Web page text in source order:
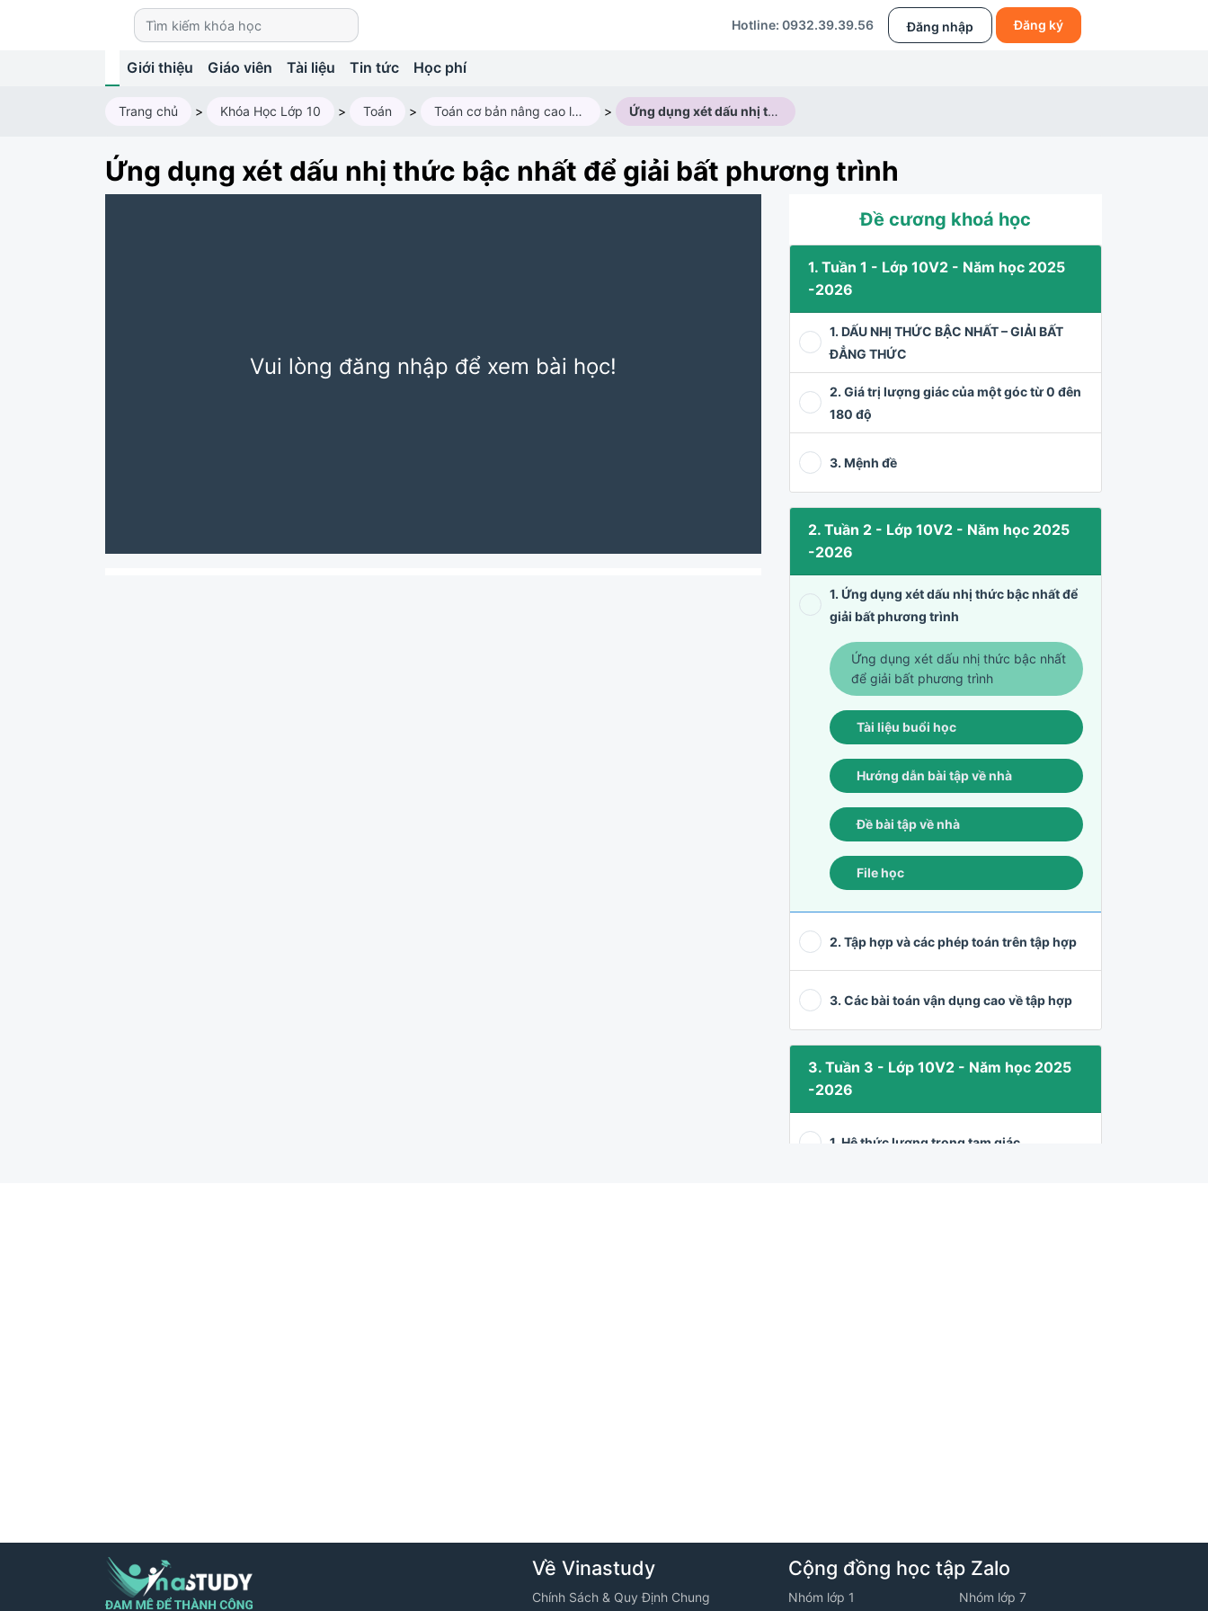
Hotline: 0932.39.39.56 Đăng nhập Đăng ký
Giới thiệu Giáo viên Tài liệu Tin tức Học phí
Trang chủ > Khóa Học Lớp 10 > Toán > Toán cơ bản nâng cao lớp 10V2 (2025 - 2026) > Ứng dụng xét dấu nhị thức bậc nhất để giải bất phương trình
Ứng dụng xét dấu nhị thức bậc nhất để giải bất phương trình
Vui lòng đăng nhập để xem bài học!
Đề cương khoá học
1. Tuần 1 - Lớp 10V2 - Năm học 2025
-2026
1. DẤU NHỊ THỨC BẬC NHẤT – GIẢI BẤT
ĐẲNG THỨC
2. Giá trị lượng giác của một góc từ 0 đên
180 độ
3. Mệnh đề
2. Tuần 2 - Lớp 10V2 - Năm học 2025
-2026
1. Ứng dụng xét dấu nhị thức bậc nhất để
giải bất phương trình
Ứng dụng xét dấu nhị thức bậc nhất
để giải bất phương trình
Tài liệu buổi học
Hướng dẫn bài tập về nhà
Đề bài tập về nhà
File học
2. Tập hợp và các phép toán trên tập hợp
3. Các bài toán vận dụng cao về tập hợp
3. Tuần 3 - Lớp 10V2 - Năm học 2025
-2026
1. Hệ thức lượng trong tam giác
1. Khái niệm vecto
Về Vinastudy
Chính Sách & Quy Định Chung
Cộng đồng học tập Zalo
Nhóm lớp 1 Nhóm lớp 7